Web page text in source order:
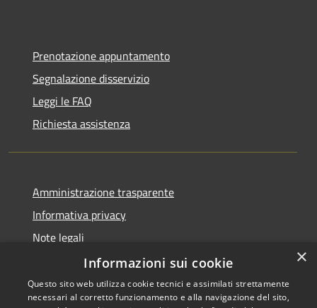
Prenotazione appuntamento
Segnalazione disservizio
Leggi le FAQ
Richiesta assistenza
Amministrazione trasparente
Informativa privacy
Note legali
Dichiarazione di accessibilità
×
Informazioni sui cookie
Questo sito web utilizza cookie tecnici e assimilati strettamente
necessari al corretto funzionamento e alla navigazione del sito,